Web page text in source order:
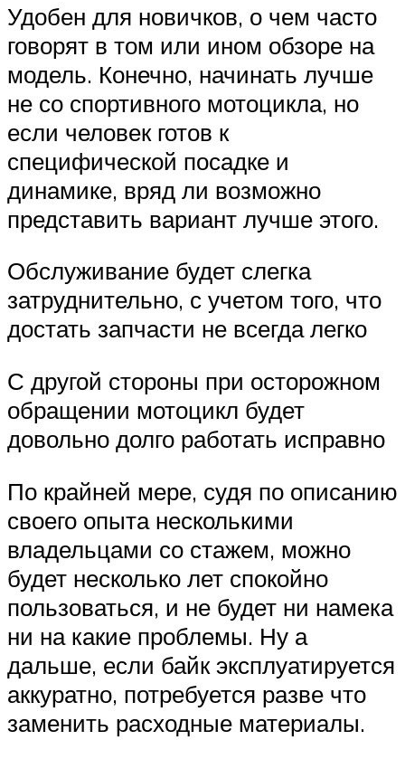
Удобен для новичков, о чем часто
говорят в том или ином обзоре на
модель. Конечно, начинать лучше
не со спортивного мотоцикла, но
если человек готов к
специфической посадке и
динамике, вряд ли возможно
представить вариант лучше этого.
Обслуживание будет слегка
затруднительно, с учетом того, что
достать запчасти не всегда легко
С другой стороны при осторожном
обращении мотоцикл будет
довольно долго работать исправно
По крайней мере, судя по описанию
своего опыта несколькими
владельцами со стажем, можно
будет несколько лет спокойно
пользоваться, и не будет ни намека
ни на какие проблемы. Ну а
дальше, если байк эксплуатируется
аккуратно, потребуется разве что
заменить расходные материалы.